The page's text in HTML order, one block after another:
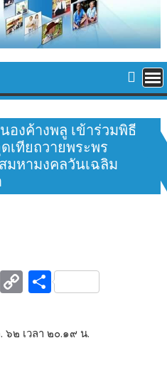
งค้างพลู เข้าร่วมพิธี
เทียถวายพระพร
มหามงคลวันเฉลิม
Li C
p
S
ar
๖๒ เวลา ๒๐.๑๙ น.